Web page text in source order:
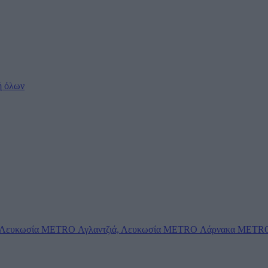
όλων
METRO Αγλαντζιά, Λευκωσία METRO Λάρνακα